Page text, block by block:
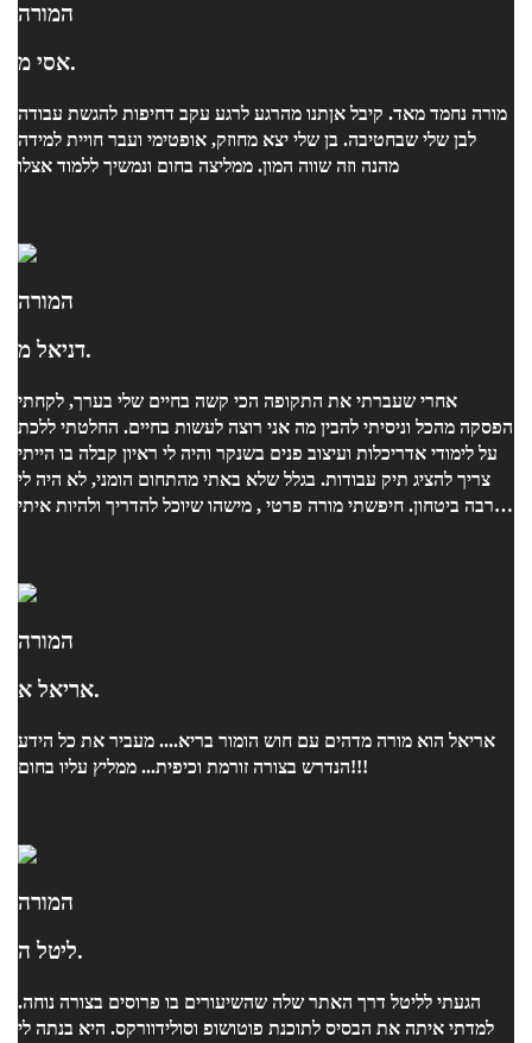
המורה
אסי מ.
מורה נחמד מאד. קיבל אןתנו מהרגע לרגע עקב דחיפות להגשת עבודה
לבן שלי שבחטיבה. בן שלי יצא מחוזק, אופטימי ועבר חויית למידה
מהנה וזה שווה המון. ממליצה בחום ונמשיך ללמוד אצלו
המורה
דניאל מ.
אחרי שעברתי את התקופה הכי קשה בחיים שלי בערך, לקחתי
הפסקה מהכל וניסיתי להבין מה אני רוצה לעשות בחיים. החלטתי ללכת
על לימודי אדריכלות ועיצוב פנים בשנקר והיה לי ראיון קבלה בו הייתי
צריך להציג תיק עבודות. בגלל שלא באתי מהתחום הומני, לא היה לי
הרבה ביטחון. חיפשתי מורה פרטי , מישהו שיוכל להדריך ולהיות איתי
פשוטה בכלל. לאט לאט התחלנו לרקום מהשיחות שלנו ומהסיפורים
איך לגשת אליי, לדחוף אותי ואיך לפתח את היצירתיות שבי דרך
אמנים בעיר וכמובן שגם באה איתי לראיון קבלה ועברה איתי ביחד את
הראיון בהצלחה אלא גם התחלתי עם הלימודים עם ביטחון שלא היה לי
קודם לכן. בחורה מדהימה שבאמת זכיתי להכיר ואני כותב את ההמלצה
המורה
אריאל א.
אריאל הוא מורה מדהים עם חוש הומור בריא.... מעביר את כל הידע
הנדרש בצורה זורמת וכיפית... ממליץ עליו בחום!!!
המורה
ליטל ה.
הגעתי לליטל דרך האתר שלה שהשיעורים בו פרוסים בצורה נוחה.
למדתי איתה את הבסיס לתוכנת פוטושופ וסולידוורקס. היא בנתה לי